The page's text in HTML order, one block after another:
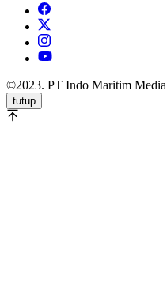
©2023. PT Indo Maritim Media
tutup